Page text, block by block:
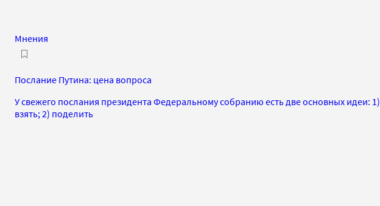
Мнения
Послание Путина: цена вопроса
У свежего послания президента Федеральному собранию есть две основных идеи: 1)
взять; 2) поделить